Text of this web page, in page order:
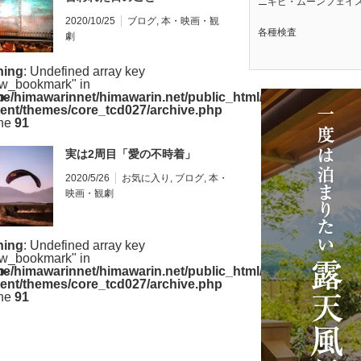
2020/10/25 ブログ, 本・映画・観
劇
: Undefined array key
in
himawarinnet/himawarin.net/public_html/wp-
themes/core_tcd027/archive.php
91
実は2周目「愛の不時着」
2020/5/26 お気に入り , ブログ, 本・
映画・観劇
: Undefined array key
in
himawarinnet/himawarin.net/public_html/wp-
themes/core_tcd027/archive.php
91
各種検査